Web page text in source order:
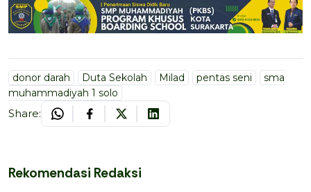
donor darah Duta Sekolah Milad pentas seni
sma
muhammadiyah 1 solo
Share:
Rekomendasi Redaksi